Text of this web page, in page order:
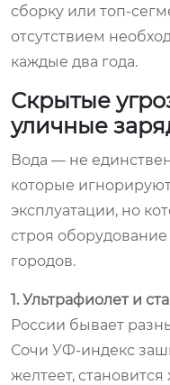
сборку или топ-
отсутствием
каждые два года.
Скрытые
уличные
Вода — не
которые
эксплуатации, но
строя
городов.
1. Ультрафиолет и
России бывает
Сочи УФ-индекс
желтеет,